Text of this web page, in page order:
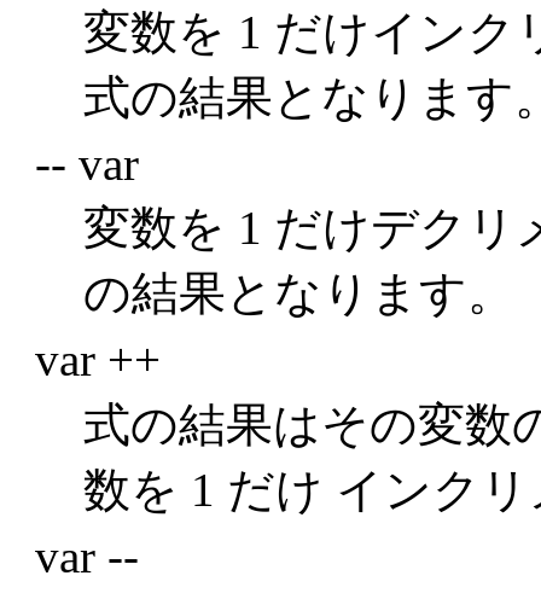
変数を 1 だけインク
式の結果となります
-- var
変数を 1 だけデクリ
の結果となります。
var ++
式の結果はその変数
数を 1 だけ インク
var --